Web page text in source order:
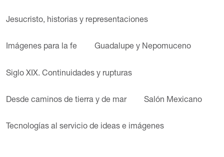
Jesucristo, historias y representaciones
Imágenes para la fe Guadalupe y Nepomuceno
Siglo XIX. Continuidades y rupturas
Desde caminos de tierra y de mar Salón Mexicano
Tecnologías al servicio de ideas e imágenes